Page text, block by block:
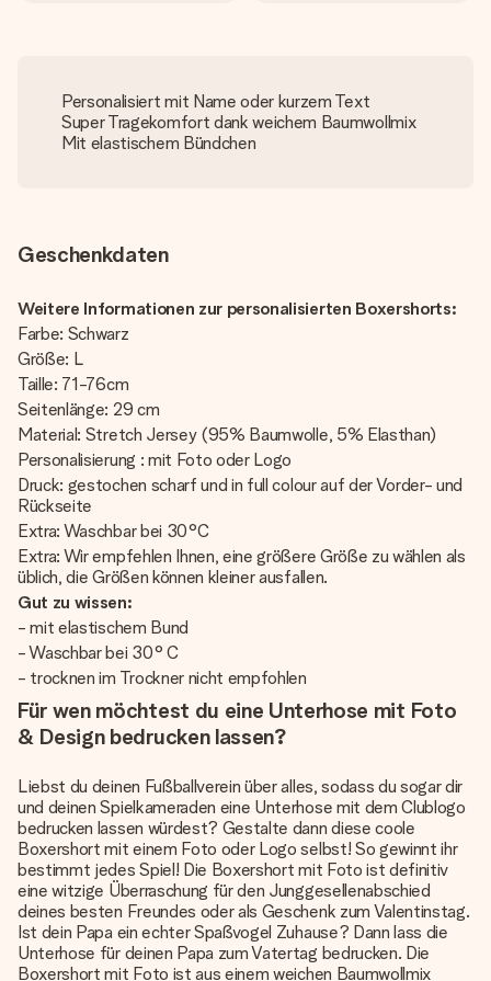
Personalisiert mit Name oder kurzem Text
Super Tragekomfort dank weichem Baumwollmix
Mit elastischem Bündchen
Geschenkdaten
Weitere Informationen zur personalisierten Boxershorts:
Farbe: Schwarz
Größe: L
Taille: 71-76cm
Seitenlänge: 29 cm
Material: Stretch Jersey (95% Baumwolle, 5% Elasthan)
Personalisierung : mit Foto oder Logo
Druck: gestochen scharf und in full colour auf der Vorder- und
Rückseite
Extra: Waschbar bei 30°C
Extra: Wir empfehlen Ihnen, eine größere Größe zu wählen als
üblich, die Größen können kleiner ausfallen.
Gut zu wissen:
- mit elastischem Bund
- Waschbar bei 30° C
- trocknen im Trockner nicht empfohlen
Für wen möchtest du eine Unterhose mit Foto
& Design bedrucken lassen?
Liebst du deinen Fußballverein über alles, sodass du sogar dir
und deinen Spielkameraden eine Unterhose mit dem Clublogo
bedrucken lassen würdest? Gestalte dann diese coole
Boxershort mit einem Foto oder Logo selbst! So gewinnt ihr
bestimmt jedes Spiel! Die Boxershort mit Foto ist definitiv
eine witzige Überraschung für den Junggesellenabschied
deines besten Freundes oder als Geschenk zum Valentinstag.
Ist dein Papa ein echter Spaßvogel Zuhause? Dann lass die
Unterhose für deinen Papa zum Vatertag bedrucken. Die
Boxershort mit Foto ist aus einem weichen Baumwollmix